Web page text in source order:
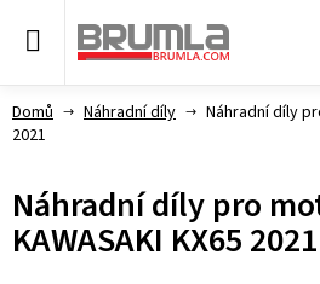
Domů Náhradní díly
Náhradní díly
2021
Náhradní díly pro
KAWASAKI KX65 2021